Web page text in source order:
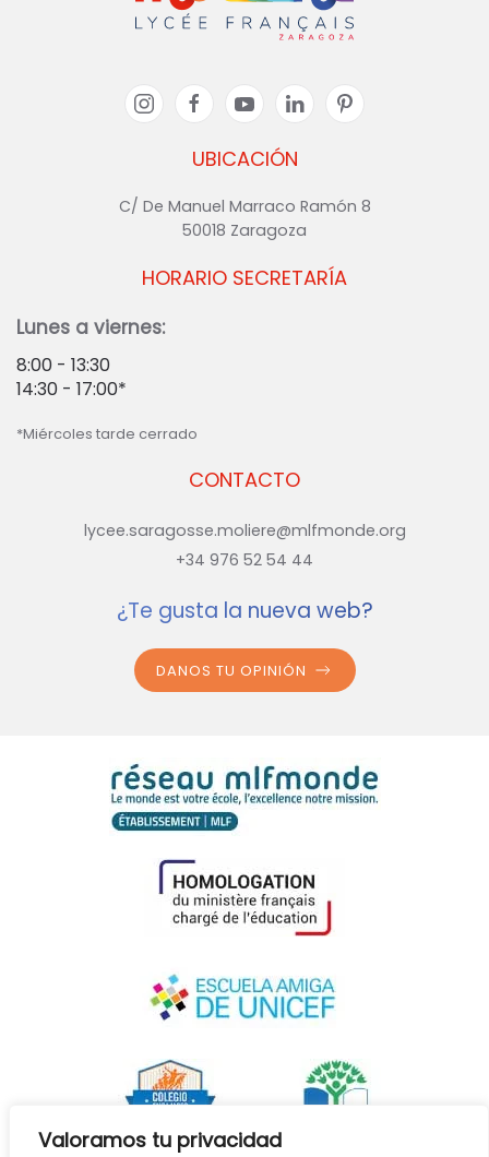
Valoramos tu privacidad
UBICACIÓN
C/ De Manuel Marraco Ramón 8
50018 Zaragoza
CONTACTO
lycee.saragosse.moliere@mlfmonde.org
+34 976 52 54 44
HORARIO SECRETARÍA
Lunes a viernes:
8:00 - 13:30
14:30 - 17:00*
*Miércoles tarde cerrado
¿Te gusta la nueva web?
DANOS TU OPINIÓN